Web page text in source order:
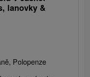
lanovky &
Polopenze